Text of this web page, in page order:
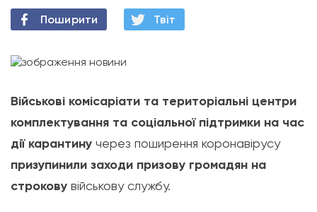
Поширити Твiт
Військові комісаріати та територіальні центри
комплектування та соціальної підтримки на час
дії карантину через поширення коронавірусу
призупинили заходи призову громадян на
строкову військову службу.